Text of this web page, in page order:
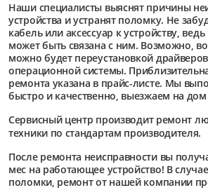
Наши специалисты выяснят причины
устройства и устранят поломку. Не
кабель или аксессуар к устройству,
может быть связана с ним. Возможно,
можно будет переустановкой
операционной системы.
ремонта указана в прайс-листе. Мы
быстро и качественно, выезжаем на дом
Сервисный центр производит ремонт
техники по стандартам производителя.
После ремонта неисправности вы
мес на работающее устройство! В
поломки, ремонт от нашей компании